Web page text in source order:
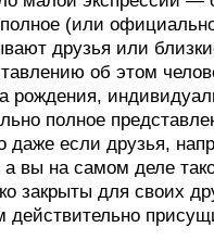
(или
друзья или
об этом
полное
даже если друзья,
а вы на самом деле
закрыты для своих
действительно